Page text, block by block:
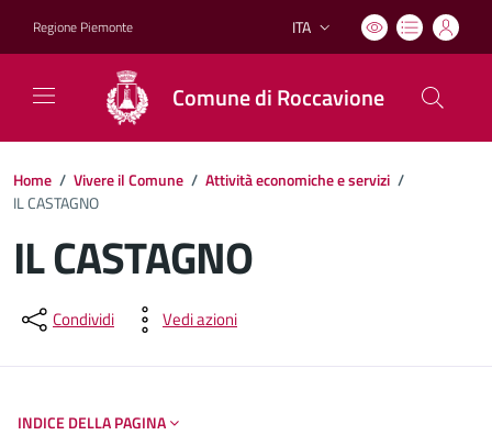
Regione Piemonte Lingua attiva:
ITA
Comune di Roccavione
Home / Vivere il Comune / Attività economiche e servizi /
IL CASTAGNO
IL CASTAGNO
Dettagli del documento
Condividi Vedi azioni
INDICE DELLA PAGINA